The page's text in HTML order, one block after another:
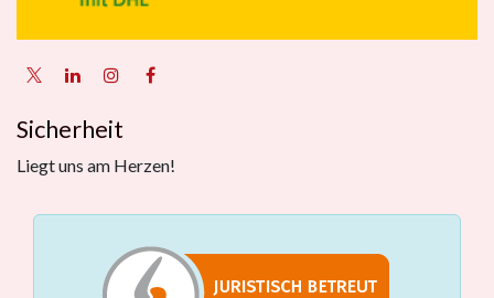
Sicherheit
Liegt uns am Herzen!